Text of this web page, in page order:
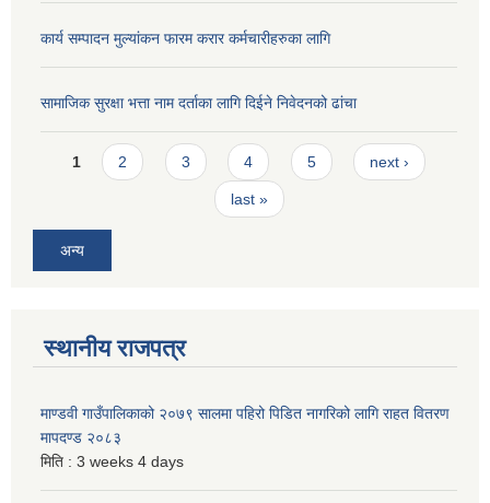
कार्य सम्पादन मुल्यांकन फारम करार कर्मचारीहरुका लागि
सामाजिक सुरक्षा भत्ता नाम दर्ताका लागि दिईने निवेदनको ढांचा
Pages
1 2 3 4 5 next ›
last »
अन्य
स्थानीय राजपत्र
माण्डवी गाउँपालिकाको २०७९ सालमा पहिरो पिडित नागरिको लागि राहत वितरण
मापदण्ड २०८३
मिति : 3 weeks 4 days